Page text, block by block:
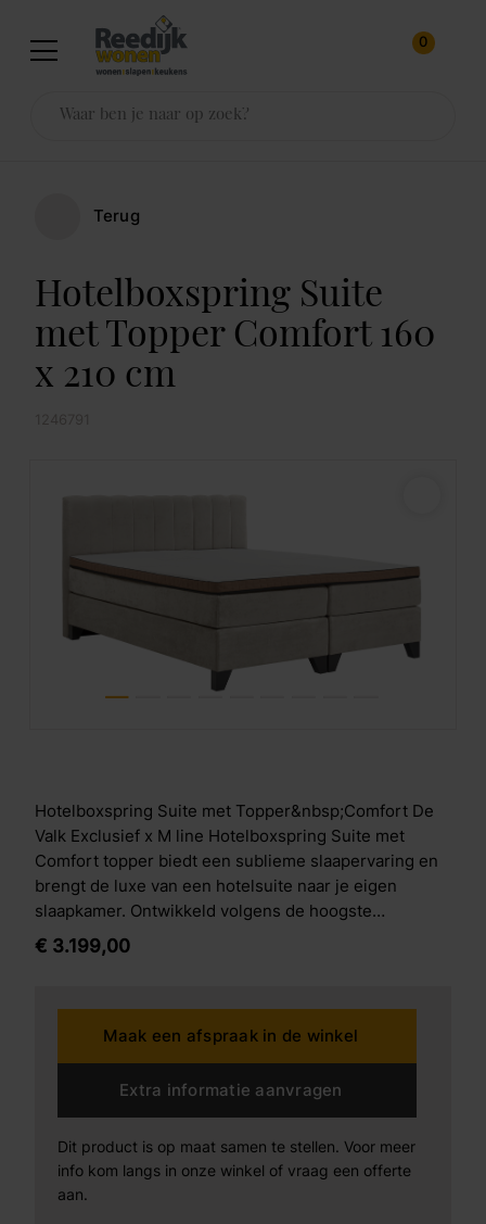
0
Terug
Hotelboxspring Suite
met Topper Comfort 160
x 210 cm
Hotelboxspring Suite met Topper&nbsp;Comfort De
Valk Exclusief x M line Hotelboxspring Suite met
Comfort topper biedt een sublieme slaapervaring en
brengt de luxe van een hotelsuite naar je eigen
slaapkamer. Ontwikkeld volgens de hoogste
hotelstandaarden combineert deze boxspring
geavanceerde M line slaaptechnologie met een
hoofdbord met verticale belijning geeft de slaapkamer
een elegante en luxueuze uitstraling. Wat deze
boxspring bijzonder maakt De boxspring is
opgebouwd uit een extra stevig en solide frame met
intensief gebruik blijft de boxspring zijn vorm en
hoogwaardige afwerking behouden. De luxe
€ 3.199,00
Maak een afspraak in de winkel
Extra informatie aanvragen
Dit product is op maat samen te stellen. Voor meer
info kom langs in onze winkel of vraag een offerte
aan.